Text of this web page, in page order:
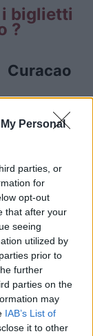
Personal
parties, or
for
opt-out
that after your
seeing
utilized by
prior to
further
parties on the
may
IAB’s List of
it to other
i biglietti
?
Curacao
i
che si
occupa di
così da
per
tra
dei